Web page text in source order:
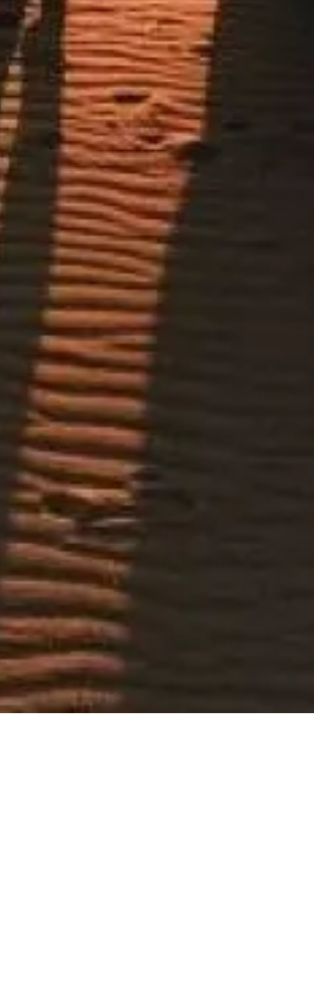
使用您的门票免排队入场
探索我们精选的门票选项，享受优先入场和专业讲解，让行程
更轻松。
迪拜沙漠冲沙与猎游
独立撰写的中文沙漠猎游指南，帮助你在了解安全、文化与细
节的前提下，自信地走进迪拜的沙海。
本网站仅提供旅游信息与体验分享，不隶属于任何官
方机构或旅行社，也不代表任何运营方立场。
本网站 desert-safari.ae 是一个独立的信息平台，专注于 迪拜沙
漠冲沙与猎游。
所有注册商标均归其各自所有者所有。有关门票的咨询，请直
接联系票务供应商。 联系我们
快速链接
选择门票
开放时间
看什么
常见问题
法律
法律声明
关于我们
隐私政策
Cookie 政策
网站地图
由一位与您一样热爱旅行和历史的人，怀着 ❤️ 为全球旅行者
和历史爱好者倾心打造。
您的 迪拜沙漠冲沙与猎游 专属向导。欢迎咨询门票、开放时
间及其他信息！
💬